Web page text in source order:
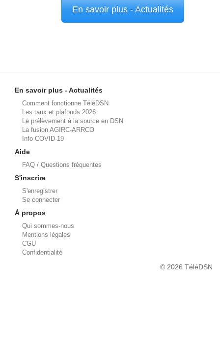
En savoir plus - Actualités
En savoir plus - Actualités
Comment fonctionne TéléDSN
Les taux et plafonds 2026
Le prélèvement à la source en DSN
La fusion AGIRC-ARRCO
Info COVID-19
Aide
FAQ / Questions fréquentes
S'inscrire
S'enregistrer
Se connecter
À propos
Qui sommes-nous
Mentions légales
CGU
Confidentialité
© 2026 TéléDSN